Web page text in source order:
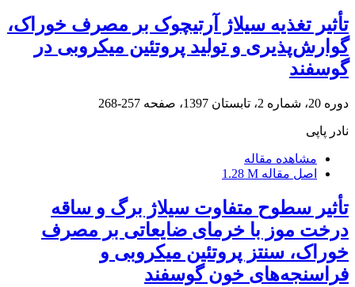
تأثیر تغذیه سیلاژ آرتیچوک بر مصرف خوراک،
گوارش‌پذیری و تولید پروتئین میکروبی در
گوسفند
دوره 20، شماره 2، تابستان 1397، صفحه 257-268
نادر پاپی
مشاهده مقاله
اصل مقاله 1.28 M
تأثیر سطوح متفاوت سیلاژ برگ و ساقه
درخت موز با خرمای ضایعاتی بر مصرف
خوراک، سنتز پروتئین میکروبی و
فراسنجه‌های خون گوسفند